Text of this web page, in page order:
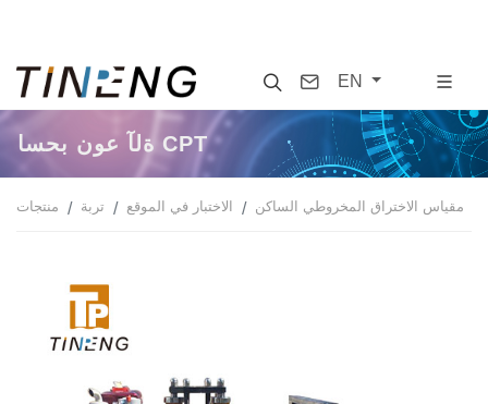
SearchContact
EN
اسحب نوع آلة CPT
منتجات تربة الاختبار في الموقع مقياس الاختراق المخروطي الساكن